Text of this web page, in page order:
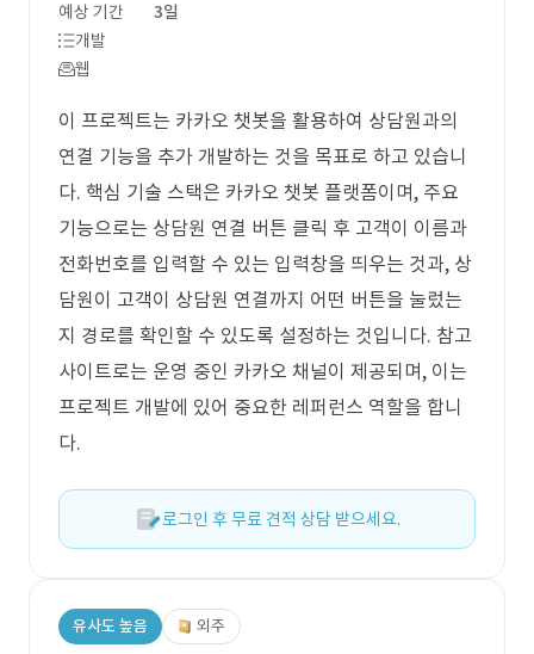
예상 기간
3일
개발
웹
이 프로젝트는 카카오 챗봇을 활용하여 상담원과의
연결 기능을 추가 개발하는 것을 목표로 하고 있습니
다. 핵심 기술 스택은 카카오 챗봇 플랫폼이며, 주요
기능으로는 상담원 연결 버튼 클릭 후 고객이 이름과
전화번호를 입력할 수 있는 입력창을 띄우는 것과, 상
담원이 고객이 상담원 연결까지 어떤 버튼을 눌렀는
지 경로를 확인할 수 있도록 설정하는 것입니다. 참고
사이트로는 운영 중인 카카오 채널이 제공되며, 이는
프로젝트 개발에 있어 중요한 레퍼런스 역할을 합니
다.
로그인 후 무료 견적 상담 받으세요.
유사도 높음 외주